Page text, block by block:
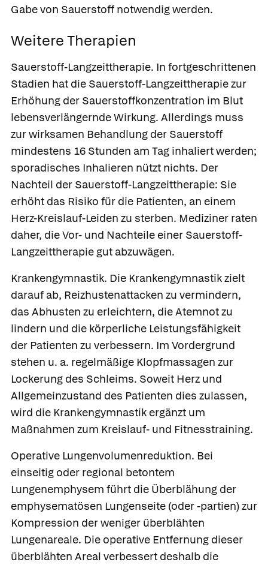
Gabe von Sauerstoff notwendig werden.
Weitere Therapien
Sauerstoff-Langzeittherapie. In fortgeschrittenen
Stadien hat die Sauerstoff-Langzeittherapie zur
Erhöhung der Sauerstoffkonzentration im Blut
lebensverlängernde Wirkung. Allerdings muss
zur wirksamen Behandlung der Sauerstoff
mindestens 16 Stunden am Tag inhaliert werden;
sporadisches Inhalieren nützt nichts. Der
Nachteil der Sauerstoff-Langzeittherapie: Sie
erhöht das Risiko für die Patienten, an einem
Herz-Kreislauf-Leiden zu sterben. Mediziner raten
daher, die Vor- und Nachteile einer Sauerstoff-
Langzeittherapie gut abzuwägen.
Krankengymnastik. Die Krankengymnastik zielt
darauf ab, Reizhustenattacken zu vermindern,
das Abhusten zu erleichtern, die Atemnot zu
lindern und die körperliche Leistungsfähigkeit
der Patienten zu verbessern. Im Vordergrund
stehen u. a. regelmäßige Klopfmassagen zur
Lockerung des Schleims. Soweit Herz und
Allgemeinzustand des Patienten dies zulassen,
wird die Krankengymnastik ergänzt um
Maßnahmen zum Kreislauf- und Fitnesstraining.
Operative Lungenvolumenreduktion. Bei
einseitig oder regional betontem
Lungenemphysem führt die Überblähung der
emphysematösen Lungenseite (oder -partien) zur
Kompression der weniger überblähten
Lungenareale. Die operative Entfernung dieser
überblähten Areal verbessert deshalb die